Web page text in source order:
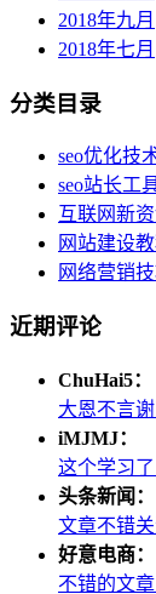
2018年九月
2018年七月
分类目录
seo优化技
seo站长工
互联网新
网站建设
网络营销
近期评论
ChuHai5：
大恩不言谢
iMJMJ：
这个学习
头条新闻：
文章不错
好意电商：
不错的文章